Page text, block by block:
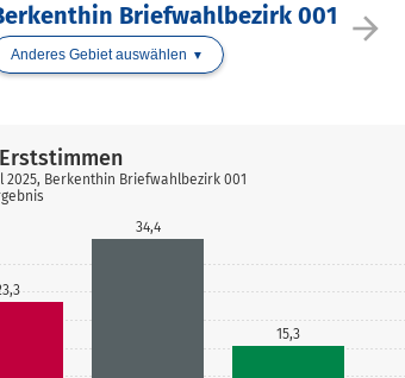
arrow_forward
Briefwahlbezirk 001
Anderes Gebiet auswählen
34,4
15,3
2025, Berkenthin Briefwahlbezirk 001